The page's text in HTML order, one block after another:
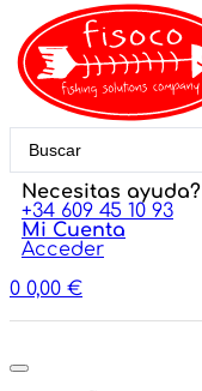
Necesitas ayuda?
+34 609 45 10 93
Mi Cuenta
Acceder
0 0,00 €